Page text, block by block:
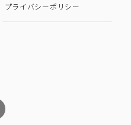
プライバシーポリシー